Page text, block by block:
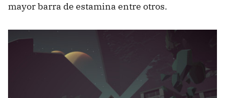
mayor barra de estamina entre otros.